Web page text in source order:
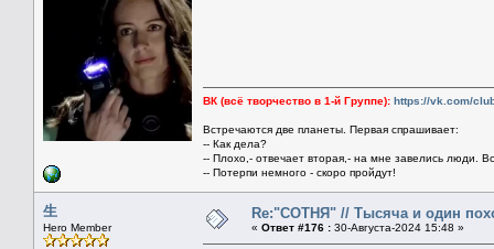
ВК (всё творчество в 1-й Группе): https://vk.com/
Встречаются две планеты. Первая спрашивает:
-- Как дела?
-- Плохо,- отвечает вторая,- на мне завелись люди.
-- Потерпи немного - скоро пройдут!
生
Hero Member
Re:"СОТНЯ" // Тысяча и один
« Ответ #176 : 30-Августа-2024 15:48 »